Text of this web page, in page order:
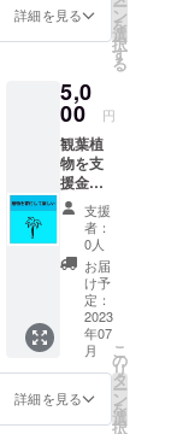
と間違
いなし
です。
いまか
ないが
ついて
きま
す。 店
内に掲
示する
支援者
全員の
お名前
を記載
した看
板に
【小】
サイズ
でお名
前を記
詳細を見る ー
ン
を
選
択
す
る
5,0
00 円
観葉植
物を支
援金で
買わせ
て頂き
ます。
店内に
掲示す
る支援
者全員
のお名
前を記
載した
看板に
【中】
支援
者：
0人
お届
け予
定：
2023
年07
月
詳細を見る
こ
の
リ
タ
ー
ン
を
選
択